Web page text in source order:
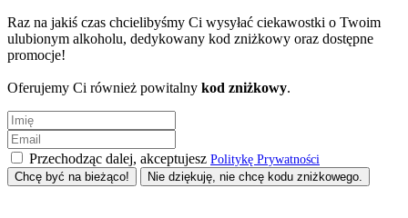
Raz na jakiś czas chcielibyśmy Ci wysyłać ciekawostki o Twoim
ulubionym alkoholu, dedykowany kod zniżkowy oraz dostępne
promocje!
Oferujemy Ci również powitalny kod zniżkowy.
Przechodząc dalej, akceptujesz Politykę Prywatności
Nie dziękuję, nie chcę kodu zniżkowego.